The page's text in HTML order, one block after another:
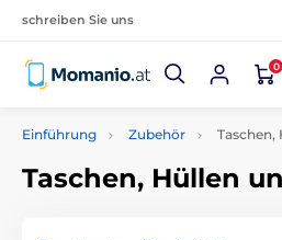
schreiben Sie uns
0
Einführung Zubehör Taschen,
Taschen, Hüllen